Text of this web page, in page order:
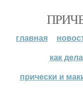
главная
как
прически и